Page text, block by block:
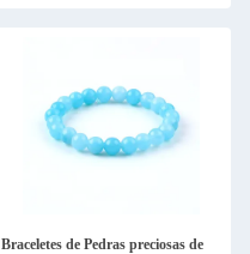
Braceletes de Pedras preciosas de